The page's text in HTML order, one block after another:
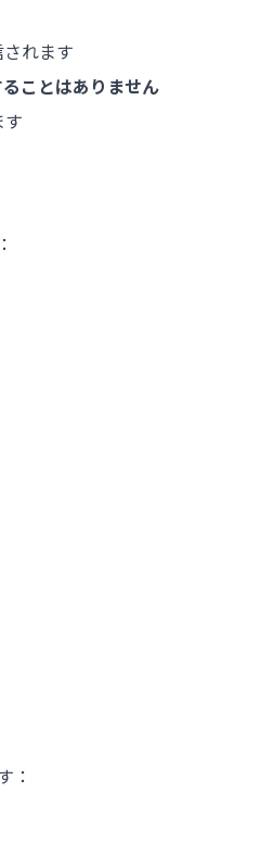
れます
ことはありません
：